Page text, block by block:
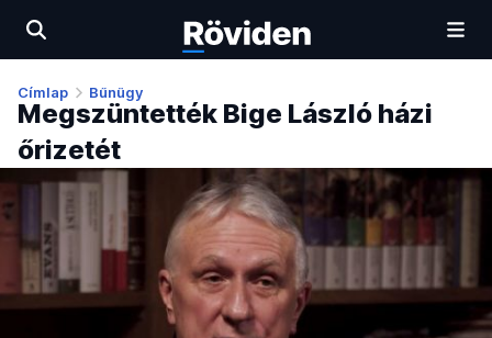
Címlap Bűnügy
Megszüntették Bige László házi
őrizetét